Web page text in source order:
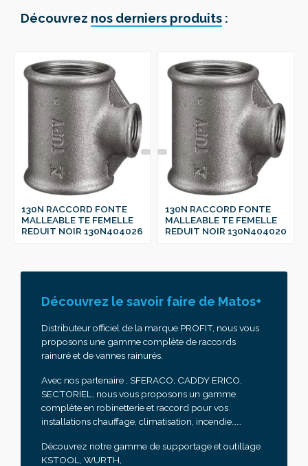
Découvrez nos derniers produits :
130N RACCORD FONTE
MALLEABLE TE FEMELLE
REDUIT NOIR 130N404026
130N RACCORD FONTE
MALLEABLE TE FEMELLE
REDUIT NOIR 130N404020
Découvrez le savoir faire de Matos+
Distributeur officiel de la marque PROFIT, nous vous
proposons une gamme complète de raccords
rainuré et de vannes rainurés.
Avec nos partenaire , SFERACO, CADDY ERICO,
SECTORIEL, nous vous proposons un gamme
complète en robinetterie et raccord pour vos
installations chauffage, climatisation, incendie……
Découvrez notre gamme de supportage et outillage
KSTOOL, WURTH,